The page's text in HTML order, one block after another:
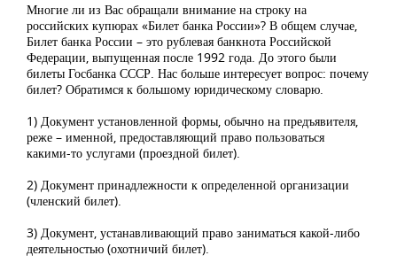
Многие ли из Вас обращали внимание на строку на
российских купюрах «Билет банка России»? В общем случае,
Билет банка России – это рублевая банкнота Российской
Федерации, выпущенная после 1992 года. До этого были
билеты Госбанка СССР. Нас больше интересует вопрос: почему
билет? Обратимся к большому юридическому словарю.
1) Документ установленной формы, обычно на предъявителя,
реже – именной, предоставляющий право пользоваться
какими-то услугами (проездной билет).
2) Документ принадлежности к определенной организации
(членский билет).
3) Документ, устанавливающий право заниматься какой-либо
деятельностью (охотничий билет).